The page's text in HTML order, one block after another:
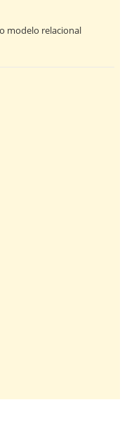
modelo relacional